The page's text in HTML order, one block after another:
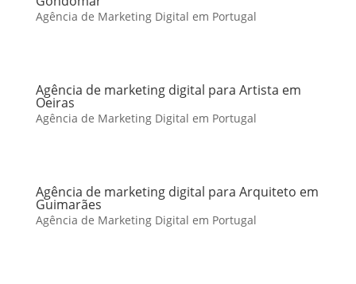
Agência de Marketing Digital em Portugal
Agência de marketing digital para Artista em
Oeiras
Agência de Marketing Digital em Portugal
Agência de marketing digital para Arquiteto em
Guimarães
Agência de Marketing Digital em Portugal